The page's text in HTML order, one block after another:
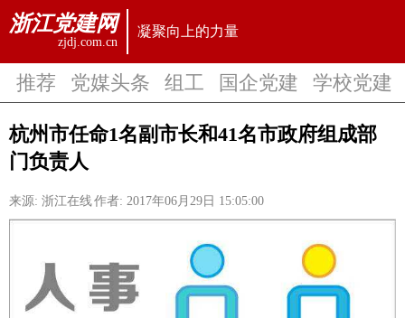
浙江党建网
zjdj.com.cn
凝聚向上的力量
推荐 党媒头条 组工 国企党建 学校党建
杭州市任命1名副市长和41名市政府组成部
门负责人
来源: 浙江在线作者: 2017年06月29日 15:05:00